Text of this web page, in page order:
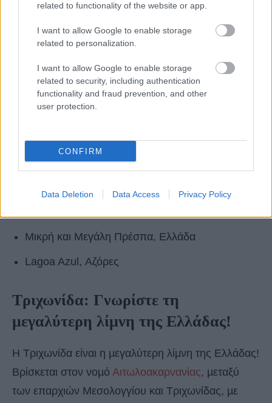
related to functionality of the website or app.
I want to allow Google to enable storage
related to personalization.
I want to allow Google to enable storage
related to security, including authentication
functionality and fraud prevention, and other
user protection.
CONFIRM
Data Deletion Data Access Privacy Policy
Nahuel Huapi, Αργεντινή
Ruhondo, Ρουάντα
Inari, Φινλανδία
Bohinj, Σλοβενία
Hillier, Αυστραλία
Maligne, Καναδάς
Sun Moon, Ταϊβάν
Lago d’Orta, Ιταλία
Μικρή και Μεγάλη Πρέσπα, Ελλάδα
Lagoa Azul, Αζόρες
Τριχωνίδα: Γνωρίστε τη
μεγαλύτερη λίμνη της Ελλάδας!
Η Τριχωνίδα είναι η µεγαλύτερη λίµνη της Ελλάδας!
Βρίσκεται στον νοµό Αιτωλοακαρνανίας, µεταξύ
των επαρχιών Μεσολογγίου και Τριχωνίδας, µε